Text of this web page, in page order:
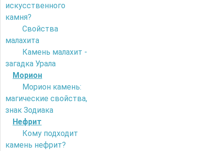
искусственного
камня?
Свойства
малахита
Камень малахит -
загадка Урала
Морион
Морион камень:
магические свойства,
знак Зодиака
Нефрит
Кому подходит
камень нефрит?